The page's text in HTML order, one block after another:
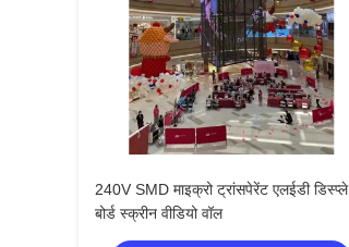
240V SMD माइक्रो ट्रांसपेरेंट एलईडी डिस्प्ले
बोर्ड स्क्रीन वीडियो वॉल